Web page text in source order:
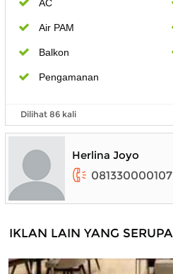
AC
Air PAM
Balkon
Pengamanan
Dilihat 86 kali
Herlina Joyo
081330000107
IKLAN LAIN YANG SERUPA